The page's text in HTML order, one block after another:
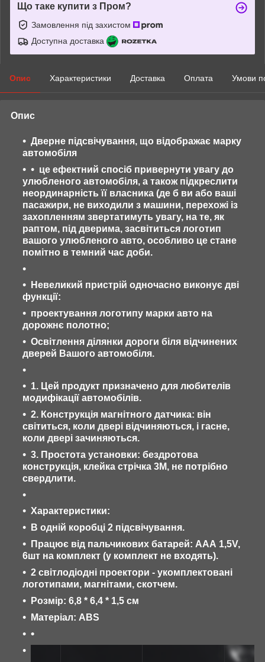
Що таке купити з Пром?
Замовлення під захистом
Доступна доставка
Опис Характеристики Доставка Оплата Умови
Опис
Дверне підсвічування, що відображає марку
автомобіля
це ефектний спосіб привернути увагу до
улюбленого автомобіля, а також підкреслити
неординарність її власника (де б ви або ваші
пасажири, не виходили з машини, перехожі із
захопленням звертатимуть увагу, на те, як
раптом, під дверима, засвітиться логотип
вашого улюбленого авто, особливо це стане
помітно в темний час доби.
Невеликий пристрій одночасно виконує дві
функції:
проектування логотипу марки авто на
дорожнє полотно;
Освітлення ділянки дороги біля відчинених
дверей Вашого автомобіля.
1. Цей продукт призначено для любителів
модифікації автомобілів.
2. Конструкція магнітного датчика: він
світиться, коли двері відчиняються, і гасне,
коли двері зачиняються.
3. Простота установки: бездротова
конструкція, клейка стрічка 3M, не потрібно
свердлити.
Характеристики:
В одній коробці 2 підсвічування.
Працює від пальчикових батарей: ААА 1,5V,
6шт на комплект (у комплект не входять).
2 світлодіодні проектори - укомплектовані
логотипами, магнітами, скотчем.
Розмір: 6,8 * 6,4 * 1,5 см
Матеріал: ABS
•